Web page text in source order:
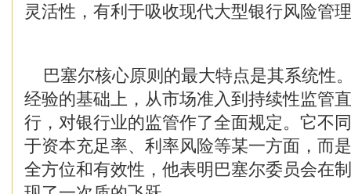
灵活性，有利于吸收现代大型银行风险管
巴塞尔核心原则的最大特点是其系统性
经验的基础上，从市场准入到持续性监管
行，对银行业的监管作了全面规定。它不
于资本充足率、利率风险等某一方面，而
全方位和有效性，他表明巴塞尔委员会在